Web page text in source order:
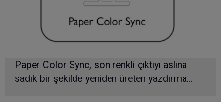
Paper Color Sync, son renkli çıktıyı aslına
sadık bir şekilde yeniden üreten yazdırma...